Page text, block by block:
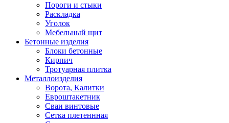
Пороги и стыки
Раскладка
Уголок
Мебельный щит
Бетонные изделия
Блоки бетонные
Кирпич
Тротуарная плитка
Металлоизделия
Ворота, Калитки
Евроштакетник
Сваи винтовые
Сетка плетеннная